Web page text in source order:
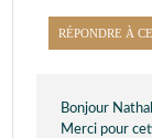
RÉPONDRE À
Bonjour
Merci pour